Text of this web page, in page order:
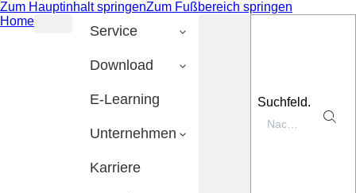
Zum Hauptinhalt springenZum Fußbereich springen
Home
Service
Download
E-Learning
Unternehmen
Karriere
Suchfeld.